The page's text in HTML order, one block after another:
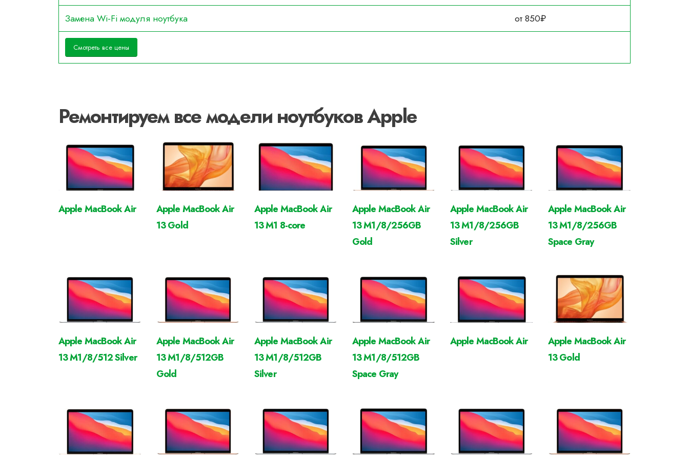
Замена Wi-Fi модуля ноутбука
от 850₽
Смотреть все цены
Ремонтируем все модели ноутбуков Apple
Apple MacBook Air
Apple MacBook Air
13 Gold
Apple MacBook Air
13 M1 8-core
Apple MacBook Air
13 M1/8/256GB
Gold
Apple MacBook Air
13 M1/8/256GB
Silver
Apple MacBook Air
13 M1/8/256GB
Space Gray
Apple MacBook Air
13 M1/8/512 Silver
Apple MacBook Air
13 M1/8/512GB
Gold
Apple MacBook Air
13 M1/8/512GB
Silver
Apple MacBook Air
13 M1/8/512GB
Space Gray
Apple MacBook Air
Apple MacBook Air
13 Gold